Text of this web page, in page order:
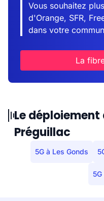
Vous souhaitez
d'Orange, SFR,
dans votre
La
Le déploiement
Préguillac
5G à Les Gonds